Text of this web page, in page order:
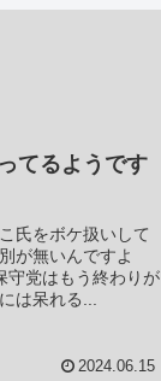
てるようです
氏をボケ扱いして
が無いんですよ
守党はもう終わりが
は呆れる...
2024.06.15